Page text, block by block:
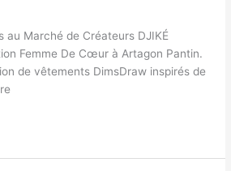
au Marché de Créateurs DJIKÉ
Femme De Cœur à Artagon Pantin.
de vêtements DimsDraw inspirés de